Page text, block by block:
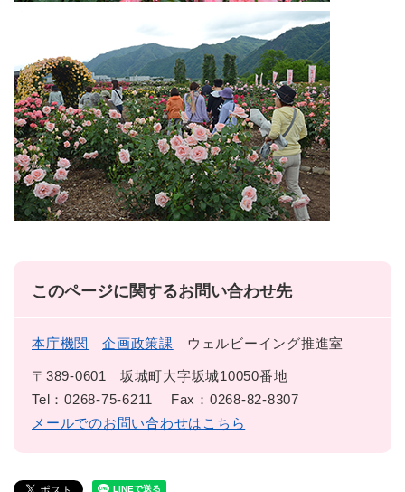
このページに関するお問い合わせ先
本庁機関 企画政策課 ウェルビーイング推進室
〒389-0601
坂城町大字坂城10050番地
Tel：0268-75-6211
Fax：0268-82-8307
メールでのお問い合わせはこちら